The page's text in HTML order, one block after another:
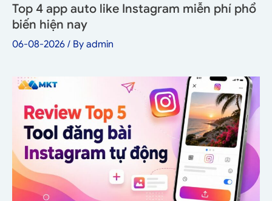
Top 4 app auto like Instagram miễn phí phổ
biến hiện nay
06-08-2026 / By admin